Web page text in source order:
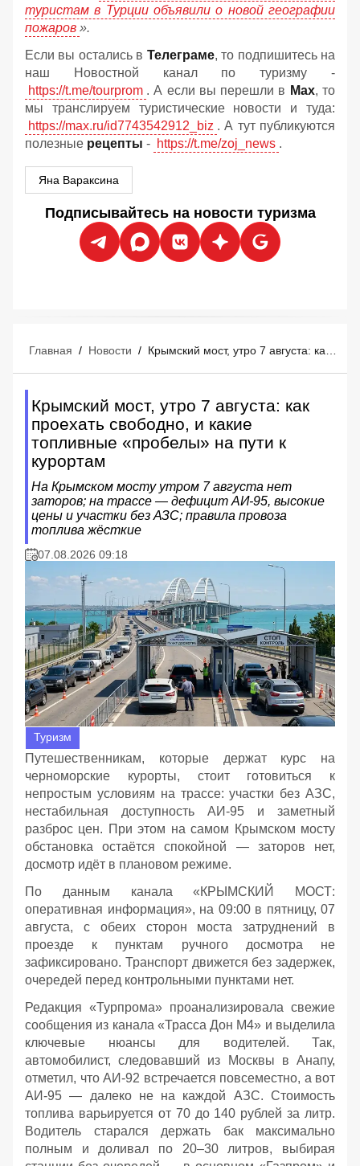
туристам в Турции объявили о новой географии
пожаров ».
Если вы остались в Телеграме, то подпишитесь на
наш Новостной канал по туризму -
https://t.me/tourprom . А если вы перешли в Мах, то
мы транслируем туристические новости и туда:
https://max.ru/id7743542912_biz . А тут публикуются
полезные рецепты - https://t.me/zoj_news .
Яна Вараксина
Подписывайтесь на новости туризма
Главная / Новости /
Крымский мост, утро 7 августа: как
проехать свободно, и какие
топливные «пробелы» на пути к
курортам
На Крымском мосту утром 7 августа нет
заторов; на трассе — дефицит АИ‑95, высокие
цены и участки без АЗС; правила провоза
топлива жёсткие
07.08.2026 09:18
Туризм
Путешественникам, которые держат курс на
черноморские курорты, стоит готовиться к
непростым условиям на трассе: участки без АЗС,
нестабильная доступность АИ‑95 и заметный
разброс цен. При этом на самом Крымском мосту
обстановка остаётся спокойной — заторов нет,
досмотр идёт в плановом режиме.
По данным канала «КРЫМСКИЙ МОСТ:
оперативная информация», на 09:00 в пятницу, 07
августа, с обеих сторон моста затруднений в
проезде к пунктам ручного досмотра не
зафиксировано. Транспорт движется без задержек,
очередей перед контрольными пунктами нет.
Редакция «Турпрома» проанализировала свежие
сообщения из канала «Трасса Дон М4» и выделила
ключевые нюансы для водителей. Так,
автомобилист, следовавший из Москвы в Анапу,
отметил, что АИ‑92 встречается повсеместно, а вот
АИ‑95 — далеко не на каждой АЗС. Стоимость
топлива варьируется от 70 до 140 рублей за литр.
Водитель старался держать бак максимально
полным и доливал по 20–30 литров, выбирая